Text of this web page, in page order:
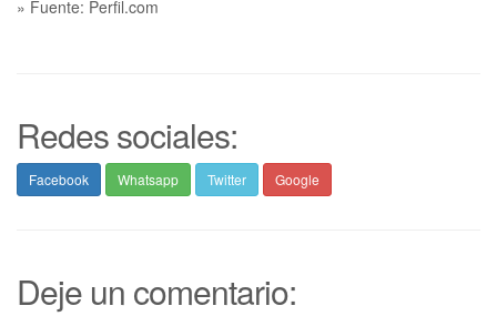
» Fuente: Perfil.com
Redes sociales:
Facebook Whatsapp Twitter Google
Deje un comentario: